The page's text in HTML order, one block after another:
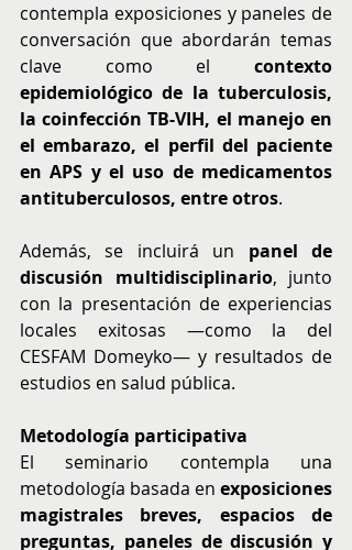
contempla exposiciones y paneles de
conversación que abordarán temas
clave como el contexto
epidemiológico de la tuberculosis,
la coinfección TB-VIH, el manejo en
el embarazo, el perfil del paciente
en APS y el uso de medicamentos
antituberculosos, entre otros.
Además, se incluirá un panel de
discusión multidisciplinario, junto
con la presentación de experiencias
locales exitosas —como la del
CESFAM Domeyko— y resultados de
estudios en salud pública.
Metodología participativa
El seminario contempla una
metodología basada en exposiciones
magistrales breves, espacios de
preguntas, paneles de discusión y